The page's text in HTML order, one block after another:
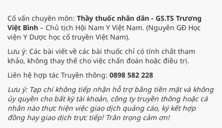
Cố vấn chuyên môn: Thầy thuốc nhân dân - GS.TS Trương
Việt Bình – Chủ tịch Hội Nam Y Việt Nam. (Nguyên GĐ Học
viện Y Dược học cổ truyền Việt Nam).
Lưu ý: Các bài viết về các bài thuốc chỉ có tính chất tham
khảo, không thay thế cho việc chẩn đoán hoặc điều trị.
Liên hệ hợp tác Truyền thông: 0898 582 228
Lưu ý: Tạp chí không tiếp nhận hỗ trợ bằng tiền mặt và không
ủy quyền cho bất kỳ tài khoản, công ty truyền thông hoặc cá
nhân nào thực hiện việc giao dịch quảng cáo, ký kết hợp
đồng hay giao dịch trực tiếp! Trân trọng cảm ơn!